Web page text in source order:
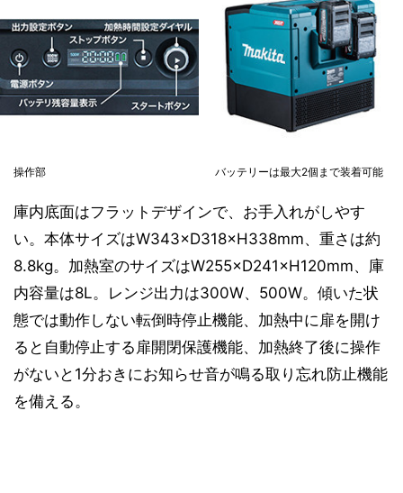
操作部 バッテリーは最大2個まで装着可能
庫内底面はフラットデザインで、お手入れがしやす
い。本体サイズはW343×D318×H338mm、重さは約
8.8kg。加熱室のサイズはW255×D241×H120mm、庫
内容量は8L。レンジ出力は300W、500W。傾いた状
態では動作しない転倒時停止機能、加熱中に扉を開け
ると自動停止する扉開閉保護機能、加熱終了後に操作
がないと1分おきにお知らせ音が鳴る取り忘れ防止機能
を備える。